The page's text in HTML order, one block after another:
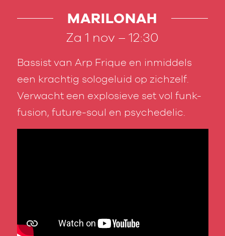
MARILONAH
Za 1 nov – 12:30
Bassist van Arp Frique en inmiddels
een krachtig sologeluid op zichzelf.
Verwacht een explosieve set vol funk-
fusion, future-soul en psychedelic.